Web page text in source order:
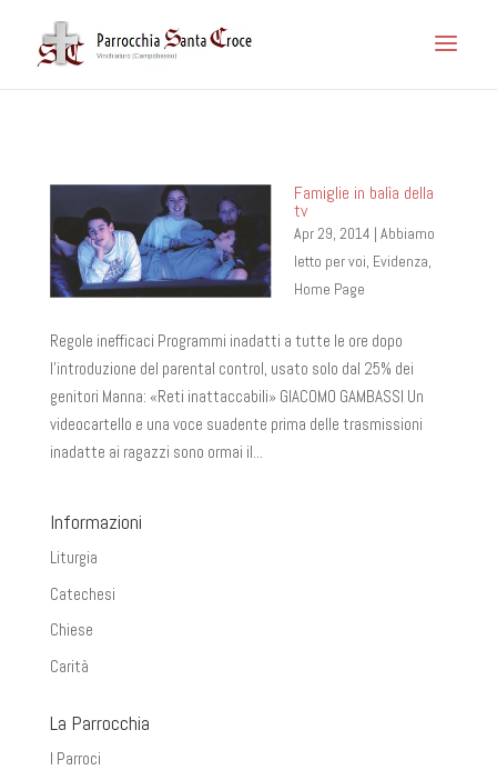
Famiglie in balìa della
tv
Apr 29, 2014 | Abbiamo
letto per voi, Evidenza,
Home Page
Regole inefficaci Programmi inadatti a tutte le ore dopo
l’introduzione del parental control, usato solo dal 25% dei
genitori Manna: «Reti inattaccabili» GIACOMO GAMBASSI Un
videocartello e una voce suadente prima delle tra­smissioni
inadatte ai ra­gazzi sono ormai il...
Informazioni
Liturgia
Catechesi
Chiese
Carità
La Parrocchia
I Parroci